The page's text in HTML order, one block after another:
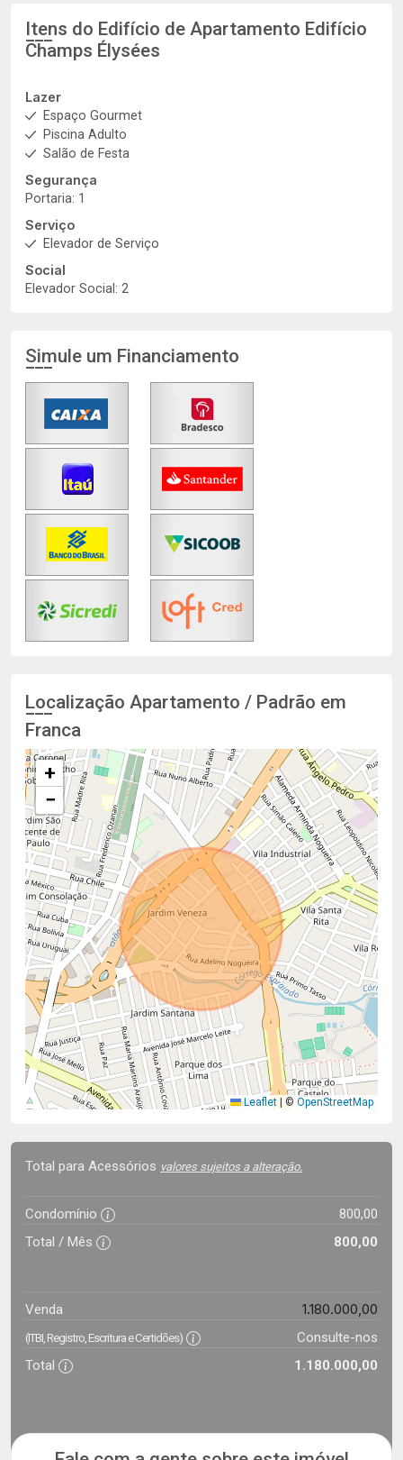
Itens do Edifício de Apartamento Edifício
Champs Élysées
Lazer
Espaço Gourmet
Piscina Adulto
Salão de Festa
Segurança
Portaria: 1
Serviço
Elevador de Serviço
Social
Elevador Social: 2
Simule um Financiamento
Localização Apartamento / Padrão em
Franca
+
−
Leaflet © OpenStreetMap
Total para Acessórios valores sujeitos a alteração.
Condomínio
800,00
Total / Mês
800,00
Venda 1.180.000,00
(ITBI, Registro, Escritura e Certidões)
Consulte-nos
Total
1.180.000,00